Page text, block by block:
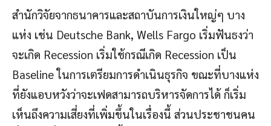
สำนักวิจัยจากธนาคารและสถาบันการเงินใหญ่ๆ บาง
แห่ง เช่น Deutsche Bank, Wells Fargo เริ่มฟันธงว่า
จะเกิด Recession เริ่มใช้กรณีเกิด Recession เป็น
Baseline ในการเตรียมการดำเนินธุรกิจ ขณะที่บางแห่ง
ที่ยังแอบหวังว่าจะเฟดสามารถบริหารจัดการได้ ก็เริ่ม
เห็นถึงความเสี่ยงที่เพิ่มขึ้นในเรื่องนี้ ส่วนประชาชนคน